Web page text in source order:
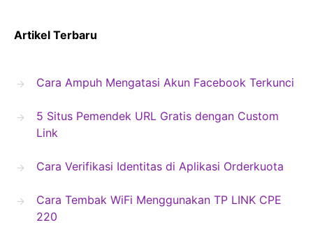
Artikel Terbaru
Cara Ampuh Mengatasi Akun Facebook Terkunci
5 Situs Pemendek URL Gratis dengan Custom
Link
Cara Verifikasi Identitas di Aplikasi Orderkuota
Cara Tembak WiFi Menggunakan TP LINK CPE
220